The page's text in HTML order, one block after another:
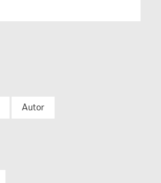
Autor